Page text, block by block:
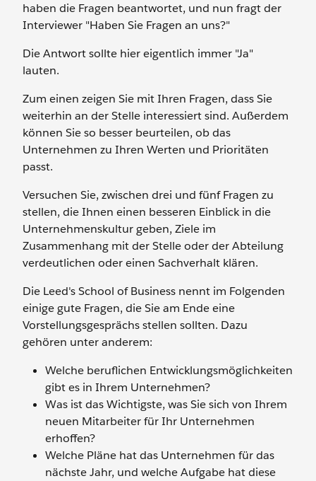
haben die Fragen beantwortet, und nun fragt der
Interviewer "Haben Sie Fragen an uns?"
Die Antwort sollte hier eigentlich immer "Ja"
lauten.
Zum einen zeigen Sie mit Ihren Fragen, dass Sie
weiterhin an der Stelle interessiert sind. Außerdem
können Sie so besser beurteilen, ob das
Unternehmen zu Ihren Werten und Prioritäten
passt.
Versuchen Sie, zwischen drei und fünf Fragen zu
stellen, die Ihnen einen besseren Einblick in die
Unternehmenskultur geben, Ziele im
Zusammenhang mit der Stelle oder der Abteilung
verdeutlichen oder einen Sachverhalt klären.
Die Leed's School of Business nennt im Folgenden
einige gute Fragen, die Sie am Ende eine
Vorstellungsgesprächs stellen sollten. Dazu
gehören unter anderem:
Welche beruflichen Entwicklungsmöglichkeiten
gibt es in Ihrem Unternehmen?
Was ist das Wichtigste, was Sie sich von Ihrem
neuen Mitarbeiter für Ihr Unternehmen
erhoffen?
Welche Pläne hat das Unternehmen für das
nächste Jahr, und welche Aufgabe hat diese